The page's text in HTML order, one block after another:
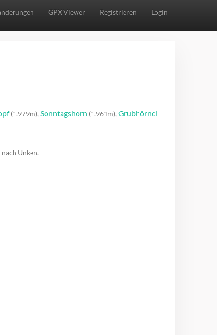
GPX Viewer Registrieren Login
(1.979m), Sonntagshorn (1.961m), Grubhörndl
Unken.